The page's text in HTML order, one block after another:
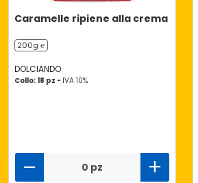
Caramelle ripiene alla crema
200g ℮
DOLCIANDO
Collo: 18 pz - IVA 10%
0 pz